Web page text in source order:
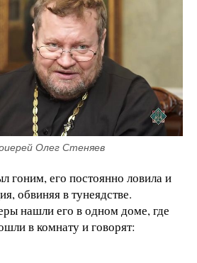
Олег Стеняев
гоним, его постоянно ловила и
обвиняя в тунеядстве.
нашли его в одном доме, где
в комнату и говорят: